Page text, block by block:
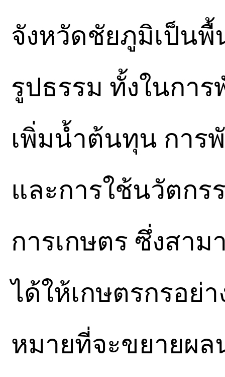
จังหวัดชัยภูมิเป็นพื้
รูปธรรม ทั้งในกา
เพิ่มน้ำต้นทุน การ
และการใช้นวัตก
การเกษตร ซึ่งสาม
ได้ให้เกษตรกรอย่
หมายที่จะขยายผล